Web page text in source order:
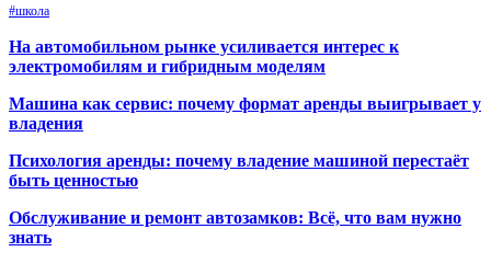
#школа
На автомобильном рынке усиливается интерес к
электромобилям и гибридным моделям
Машина как сервис: почему формат аренды выигрывает у
владения
Психология аренды: почему владение машиной перестаёт
быть ценностью
Обслуживание и ремонт автозамков: Всё, что вам нужно
знать